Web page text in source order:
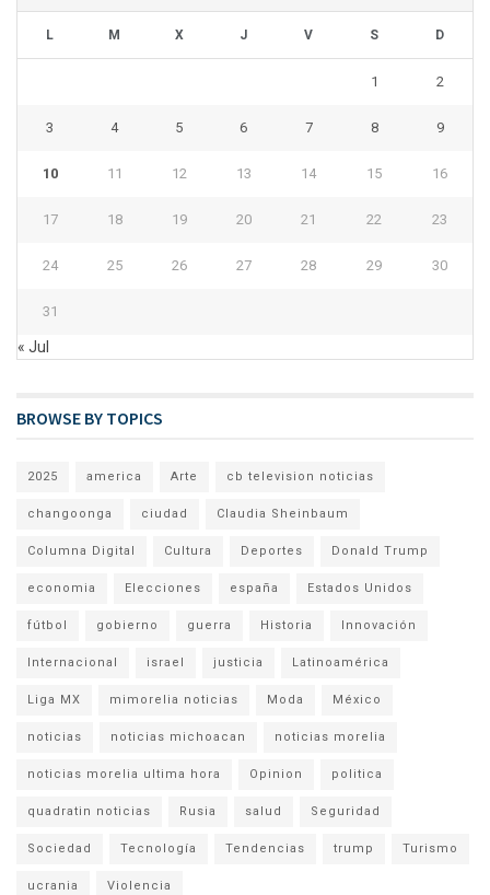
L M X J V S D
1 2
3 4 5 6 7 8 9
10 11 12 13 14 15 16
17 18 19 20 21 22 23
24 25 26 27 28 29 30
31
« Jul
BROWSE BY TOPICS
2025 america Arte cb television noticias
changoonga ciudad Claudia Sheinbaum
Columna Digital Cultura Deportes Donald Trump
economia Elecciones españa Estados Unidos
fútbol gobierno guerra Historia Innovación
Internacional israel justicia Latinoamérica
Liga MX mimorelia noticias Moda México
noticias noticias michoacan noticias morelia
noticias morelia ultima hora Opinion politica
quadratin noticias Rusia salud Seguridad
Sociedad Tecnología Tendencias trump Turismo
ucrania Violencia